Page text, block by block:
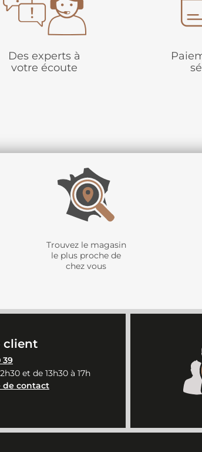
Des experts à
votre écoute
Trouvez le magasin
le plus proche de
chez vous
client
39
et de 13h30 à 17h
de contact